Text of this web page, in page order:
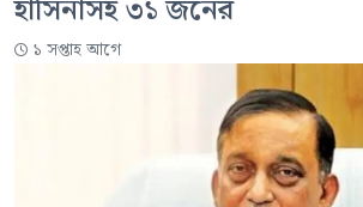
হাসিনাসহ ৩১ জনের
১ সপ্তাহ আগে